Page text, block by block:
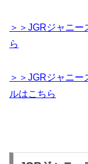
＞＞JGRジャニ
ら
＞＞JGRジャニ
ルはこちら